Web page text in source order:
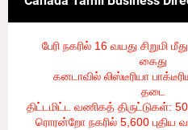
பேரி நகரில் 16 வயது சிறுமி
கைது
கனடாவில் லிஸ்டீரியா
தடை
திட்டமிட்ட வணிகத் திருட்டுகள்:
ரொரன்றோ நகரில் 5,600 புதிய